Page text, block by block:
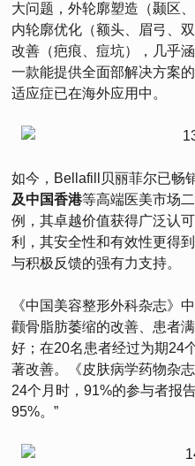
大问题，外轮廓塑造（颞区
内轮廓优化（额头、眉弓、
改善（疤痕、痘坑），几乎
一款能提供全面部解决方案
适应症已在海外应用中。
如今，Bellafill贝丽菲尔已畅
及中国香港等高端医美市场
例，其卓越价值获得广泛认
利，其安全性和有效性更得
与积极反馈的强有力支持。
《中国美容整形外科杂志》
颧骨脂肪萎缩的改善、患者
好；在20名患者经过为期24
著改善。《皮肤病学药物杂
24个月时，91%的参与者报
95%。”